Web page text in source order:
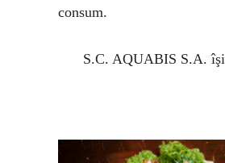
consum.
S.C. AQUABIS S.A. îşi